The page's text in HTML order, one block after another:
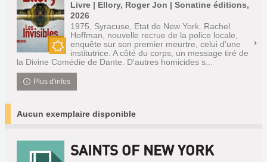
Nouveauté
Livre | Ellory, Roger Jon | Sonatine éditions,
2026
1975, Syracuse, Etat de New York. Rachel
Hoffman, nouvelle recrue de la police locale,
enquête sur son premier meurtre, celui d'une
institutrice. A côté du corps, un message tiré de
la Divine Comédie de Dante. D'autres homicides s...
Plus d'infos
Aucun exemplaire disponible
SAINTS OF NEW YORK